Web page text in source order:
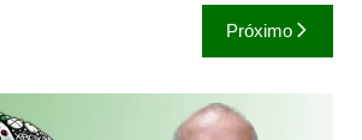
Próximo